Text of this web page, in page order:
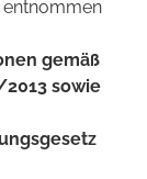
gemäß
2013 sowie